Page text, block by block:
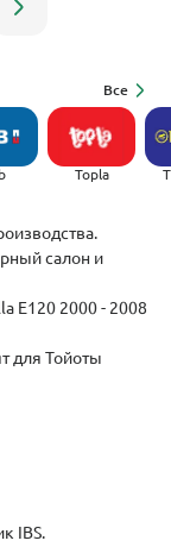
Все
Topla
салон и
E120 2000 - 2008
для Тойоты
IBS.